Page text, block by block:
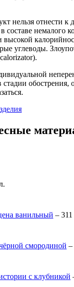
нельзя отнести к
составе немалого
высокой
углеводы.
обострения,
ванильный – 311
смородиной –
с клубникой